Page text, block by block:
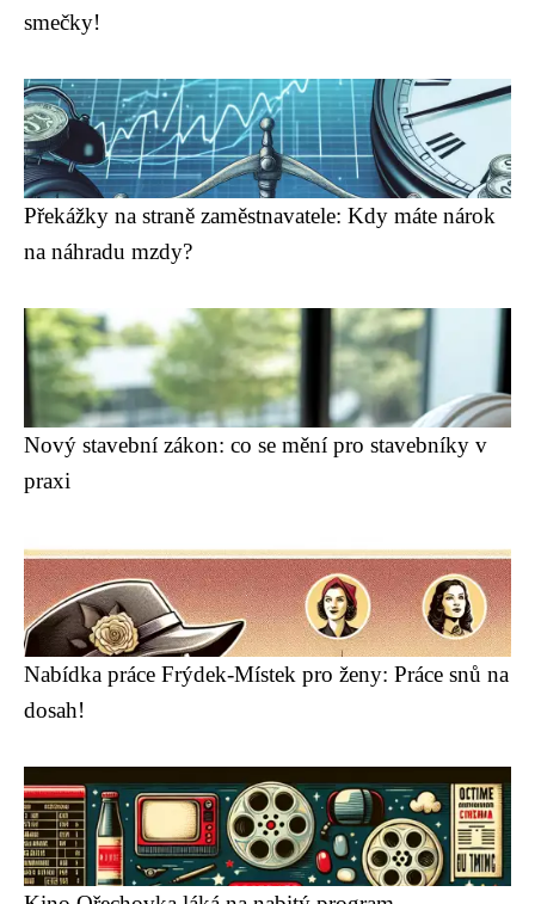
smečky!
Překážky na straně zaměstnavatele: Kdy máte nárok
na náhradu mzdy?
Nový stavební zákon: co se mění pro stavebníky v
praxi
Nabídka práce Frýdek-Místek pro ženy: Práce snů na
dosah!